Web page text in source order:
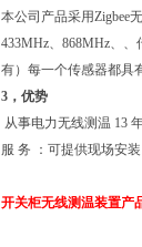
本公司产品采用Zigbee
433MHz、868MHz、
有）每一个传感器都具
3，优势
从事电力无线测温 13
服 务 ：可提供现场安
开关柜无线测温装置产